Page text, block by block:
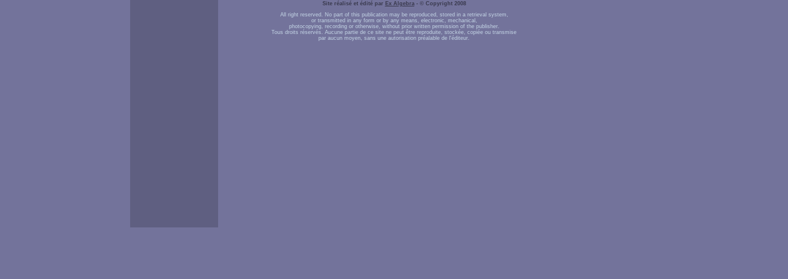
Site réalisé et édité par Ex Algebra- © Copyright 2008
All right reserved. No part of this publication may be reproduced, stored in a retrieval system,
or transmitted in any form or by any means, electronic, mechanical,
photocopying, recording or otherwise, without prior written permission of the publisher.
Tous droits réservés. Aucune partie de ce site ne peut être reproduite, stockée, copiée ou transmise
par aucun moyen, sans une autorisation préalable de l'éditeur.